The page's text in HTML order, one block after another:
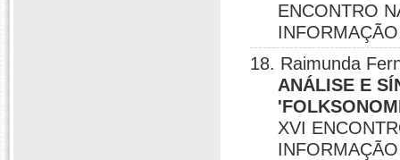
ENCONTRO
18. Raimunda
ANÁLISE E
XVI